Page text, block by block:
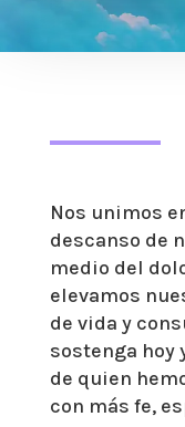
Nos unimos
descanso de
medio del
elevamos
de vida y
sostenga hoy
de quien
con más fe,